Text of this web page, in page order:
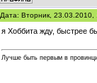
Дата: Вторник,
я Хоббита жду, быстрее
Лучше быть первым в